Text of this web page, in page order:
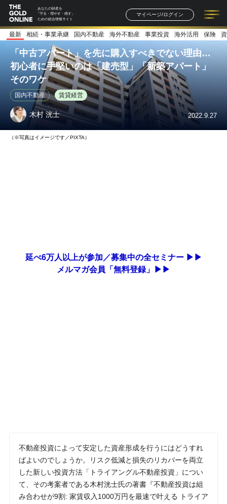
あなたの財産を
「守る・増やす・残す」
ための総合情報サイト
マイページ/ログイン
記事一覧 連載一覧
著者一覧 書籍一覧
最新 相続・事業承継 国内不動産 海外不動産 事業投資 海外活用 保険
「中古アパート」を先に購入すべきでない理由…
初心者に手堅いのは「建売型」「新築アパート」
そのワケ
国内不動産 賃貸経営
木村 洸士 2022.9.27
（※写真はイメージです／PIXTA）
延べ6万人以上が参加／募集中の全セミナー ▶▶
メルマガ会員「無料登録」▶▶
不動産投資によって安定した資産形成を行うにはどうすれ
ばよいのでしょうか。リスク低減と損失のリカバーを両立
した新しい投資方法「トライアングル不動産投資」につい
て、その考案者である木村洸士氏の著書『不動産投資は組
み合わせが9割: 家賃収入1000万円を最速で叶える トライア